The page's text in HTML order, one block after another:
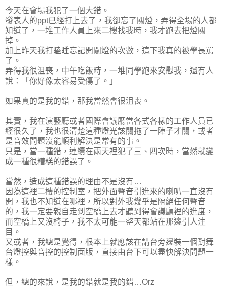
今天在會場我犯了一個大錯。
發表人的ppt已經打上去了，我卻忘了關燈，弄得全場的人都
知道了，一堆工作人員上來二樓找我時，我才跑去把燈關
掉。
加上昨天我打瞌睡忘記開關燈的次數，這下我真的被學長罵
了。
弄得我很沮喪，中午吃飯時，一堆同學跑來安慰我，還有人
說：「你好像太容易受傷了。」
如果真的是我的錯，那我當然會很沮喪。
其實，我在演藝廳或者國際會議廳當各式各樣的工作人員已
經很久了，我也很清楚這種燈光該關拖了一陣子才關，或者
是音效問題沒能順利解決是常有的事。
只是，當一種錯，連續在兩天裡犯了三、四次時，當然就變
成一種很糟糕的錯誤了。
當然，造成這種錯誤的理由不是沒有…
因為這裡二樓的控制室，把外面聲音引進來的喇叭一直沒有
開，我也不知道在哪裡，所以對外我幾乎是隔絕任何聲音
的，我一定要親自走到空橋上去才聽到得會議廳裡的進度，
而空橋上又沒椅子，我不太可能一整天都站在那邊引人注
目。
又或者，我總是覺得，根本上就應該在講台旁邊裝一個對舞
台燈控與音控的控制面版，直接由台下可以盡快解決問題一
樣。
但，總的來說，是我的錯就是我的錯…Orz